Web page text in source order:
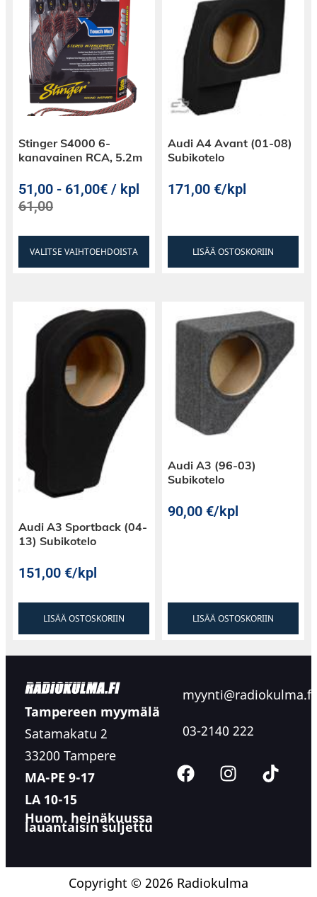
Stinger S4000 6-
kanavainen RCA, 5.2m
51,00 - 61,00€ / kpl
61,00
VALITSE VAIHTOEHDOISTA
Audi A4 Avant (01-08)
Subikotelo
171,00€/kpl
LISÄÄ OSTOSKORIIN
Audi A3 Sportback (04-
13) Subikotelo
151,00€/kpl
LISÄÄ OSTOSKORIIN
Audi A3 (96-03)
Subikotelo
90,00€/kpl
LISÄÄ OSTOSKORIIN
Tampereen myymälä
Satamakatu 2
33200 Tampere
MA-PE 9-17
LA 10-15
Huom. heinäkuussa
lauantaisin suljettu
myynti@radiokulma.fi
03-2140 222
Copyright © 2026 Radiokulma